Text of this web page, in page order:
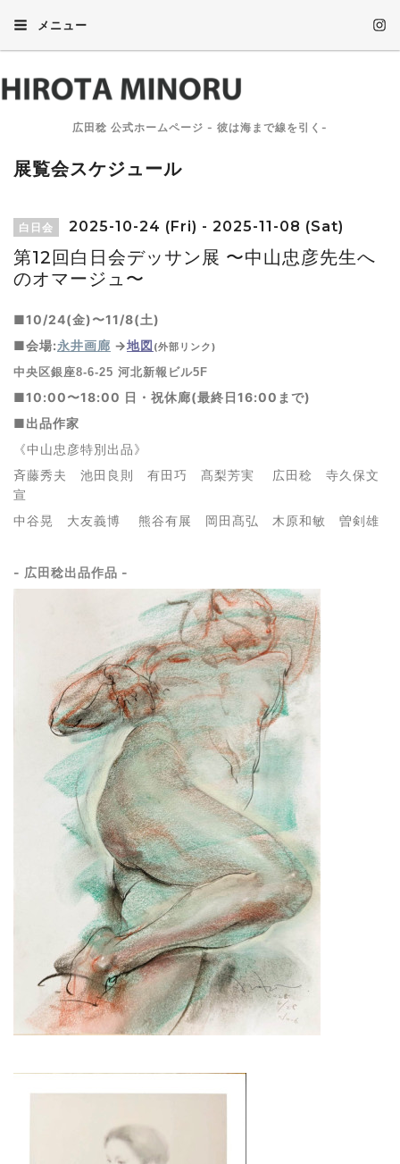
メニュー
広田稔 公式ホームページ - 彼は海まで線を引く-
展覧会スケジュール
白日会 2025-10-24 (Fri) - 2025-11-08 (Sat)
第12回白日会デッサン展 〜中山忠彦先生へ
のオマージュ〜
■10/24(金)〜11/8(土)
■会場:永井画廊 →地図 (外部リンク)
中央区銀座8-6-25 河北新報ビル5F
■10:00〜18:00 日・祝休廊(最終日16:00まで)
■出品作家
《中山忠彦特別出品》
斉藤秀夫 池田良則 有田巧 髙梨芳実 広田稔 寺久保文
宣
中谷晃 大友義博 熊谷有展 岡田髙弘 木原和敏 曽剣雄
- 広田稔出品作品 -